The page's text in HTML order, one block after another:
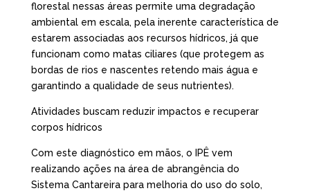
florestal nessas áreas permite uma degradação
ambiental em escala, pela inerente característica de
estarem associadas aos recursos hídricos, já que
funcionam como matas ciliares (que protegem as
bordas de rios e nascentes retendo mais água e
garantindo a qualidade de seus nutrientes).
Atividades buscam reduzir impactos e recuperar
corpos hídricos
Com este diagnóstico em mãos, o IPÊ vem
realizando ações na área de abrangência do
Sistema Cantareira para melhoria do uso do solo,